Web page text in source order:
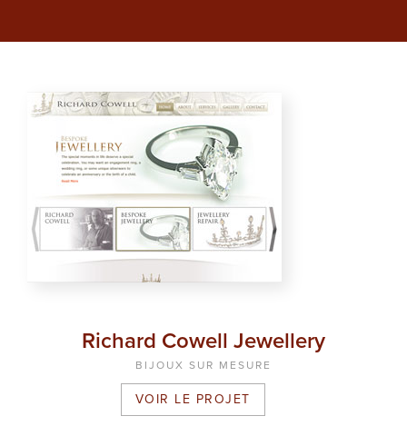
Richard Cowell Jewellery
BIJOUX SUR MESURE
VOIR LE PROJET